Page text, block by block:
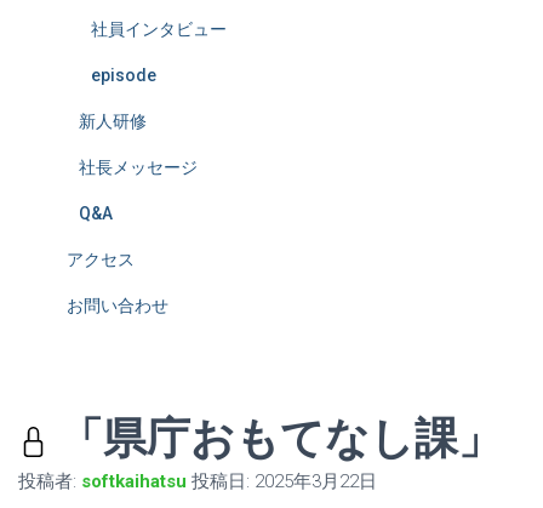
社員インタビュー
episode
新人研修
社長メッセージ
Q&A
アクセス
お問い合わせ
「県庁おもてなし課」
投稿者: softkaihatsu 投稿日: 2025年3月22日